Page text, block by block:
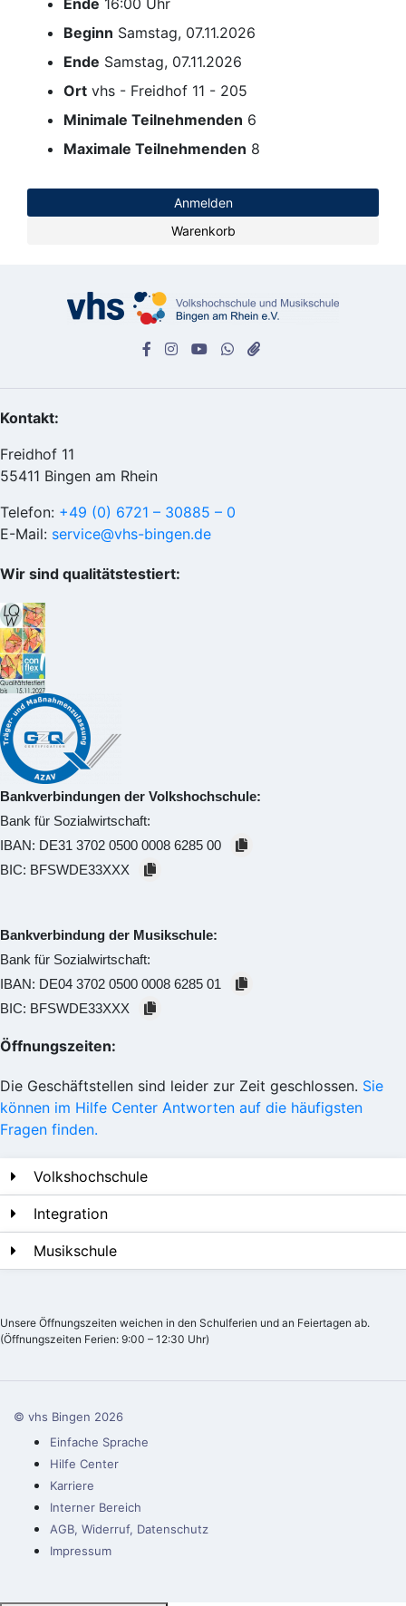
Beginn Samstag, 07.11.2026
Ende Samstag, 07.11.2026
Ort vhs - Freidhof 11 - 205
Minimale Teilnehmenden 6
Maximale Teilnehmenden 8
Anmelden
Warenkorb
Kontakt:
Freidhof 11
55411 Bingen am Rhein
Telefon: +49 (0) 6721 – 30885 – 0
E-Mail: service@vhs-bingen.de
Wir sind qualitätstestiert:
Bankverbindungen der Volkshochschule:
Bank für Sozialwirtschaft:
IBAN: DE31 3702 0500 0008 6285 00
BIC: BFSWDE33XXX
Bankverbindung der Musikschule:
Bank für Sozialwirtschaft:
IBAN: DE04 3702 0500 0008 6285 01
BIC: BFSWDE33XXX
Öffnungszeiten:
Die Geschäftstellen sind leider zur Zeit geschlossen. Sie
können im Hilfe Center Antworten auf die häufigsten
Fragen finden.
Volkshochschule
Integration
Musikschule
Unsere Öffnungszeiten weichen in den Schulferien und an Feiertagen ab.
(Öffnungszeiten Ferien: 9:00 – 12:30 Uhr)
© vhs Bingen 2026
Einfache Sprache
Hilfe Center
Karriere
Interner Bereich
AGB, Widerruf, Datenschutz
Impressum